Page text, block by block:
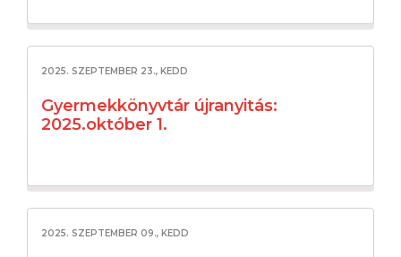
2025. SZEPTEMBER 23., KEDD
Gyermekkönyvtár újranyitás:
2025.október 1.
2025. SZEPTEMBER 09., KEDD